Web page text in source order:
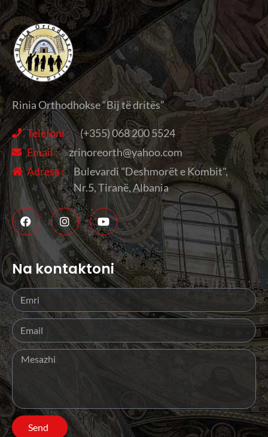
Rinia Orthodhokse “Bij të dritës”
Telefoni :
(+355) 068 200 5524
Email :
zrinoreorth@yahoo.com
Adresa :
Bulevardi "Deshmorët e Kombit",
Nr.5, Tiranë, Albania
Na kontaktoni
Send